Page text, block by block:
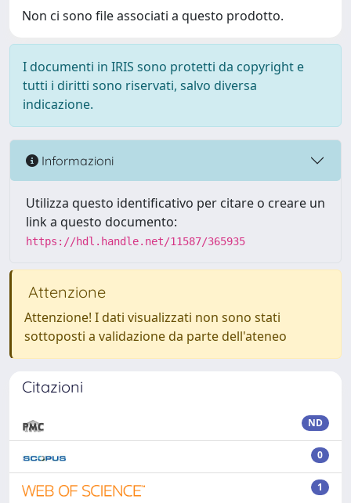
Non ci sono file associati a questo prodotto.
I documenti in IRIS sono protetti da copyright e
tutti i diritti sono riservati, salvo diversa
indicazione.
Informazioni
Utilizza questo identificativo per citare o creare un
link a questo documento:
https://hdl.handle.net/11587/365935
Attenzione
Attenzione! I dati visualizzati non sono stati
sottoposti a validazione da parte dell'ateneo
Citazioni
ND
0
1